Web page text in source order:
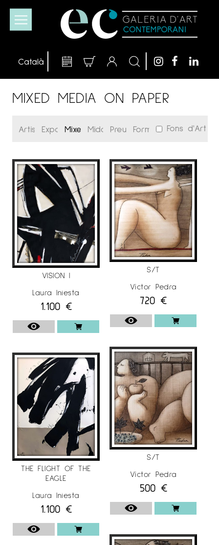
MIXED MEDIA ON PAPER
Fons d'Art
VISION I
Laura Iniesta
1.100 €
THE FLIGHT OF THE
EAGLE
Laura Iniesta
1.100 €
S/T
Víctor Pedra
720 €
S/T
Víctor Pedra
500 €